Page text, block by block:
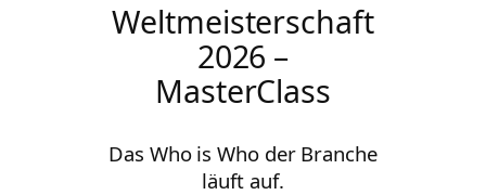
Weltmeisterschaft
2026 –
MasterClass
Das Who is Who der Branche
läuft auf.